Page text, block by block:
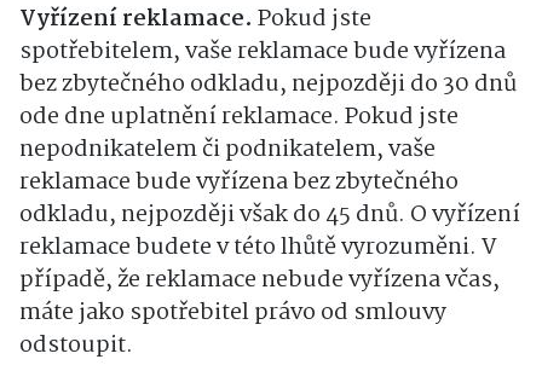
Vyřízení reklamace. Pokud jste
spotřebitelem, vaše reklamace bude vyřízena
bez zbytečného odkladu, nejpozději do 30 dnů
ode dne uplatnění reklamace. Pokud jste
nepodnikatelem či podnikatelem, vaše
reklamace bude vyřízena bez zbytečného
odkladu, nejpozději však do 45 dnů. O vyřízení
reklamace budete v této lhůtě vyrozuměni. V
případě, že reklamace nebude vyřízena včas,
máte jako spotřebitel právo od smlouvy
odstoupit.